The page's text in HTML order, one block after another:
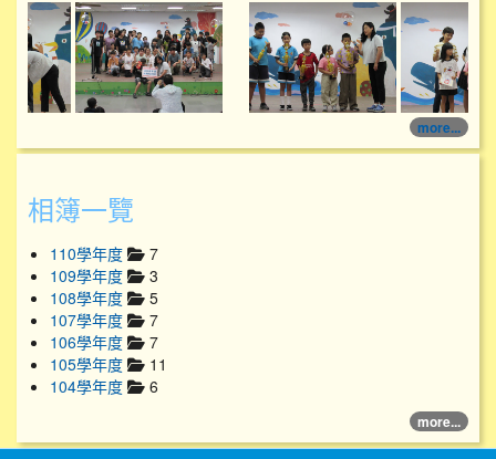
114學年度升旗頒獎 114學年度升旗頒獎
more...
相簿一覽
110學年度
7
109學年度
3
108學年度
5
107學年度
7
106學年度
7
105學年度
11
104學年度
6
more...